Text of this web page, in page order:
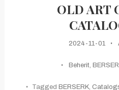
OLD ART
2024-11-01
Beherit,
Tagged BERSERK,